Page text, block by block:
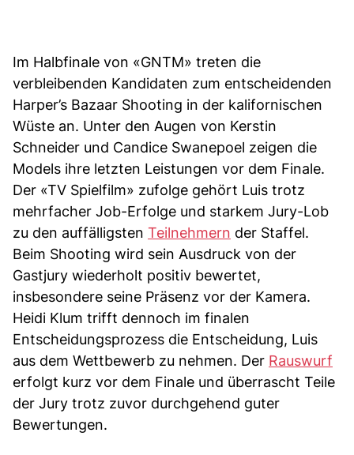
Im Halbfinale von «GNTM» treten die
verbleibenden Kandidaten zum entscheidenden
Harper’s Bazaar Shooting in der kalifornischen
Wüste an. Unter den Augen von Kerstin
Schneider und Candice Swanepoel zeigen die
Models ihre letzten Leistungen vor dem Finale.
Der «TV Spielfilm» zufolge gehört Luis trotz
mehrfacher Job-Erfolge und starkem Jury-Lob
zu den auffälligsten Teilnehmern der Staffel.
Beim Shooting wird sein Ausdruck von der
Gastjury wiederholt positiv bewertet,
insbesondere seine Präsenz vor der Kamera.
Heidi Klum trifft dennoch im finalen
Entscheidungsprozess die Entscheidung, Luis
aus dem Wettbewerb zu nehmen. Der Rauswurf
erfolgt kurz vor dem Finale und überrascht Teile
der Jury trotz zuvor durchgehend guter
Bewertungen.